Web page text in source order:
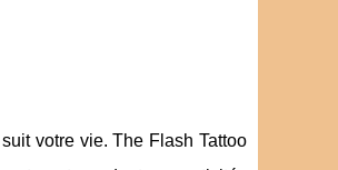
votre vie. The Flash Tattoo